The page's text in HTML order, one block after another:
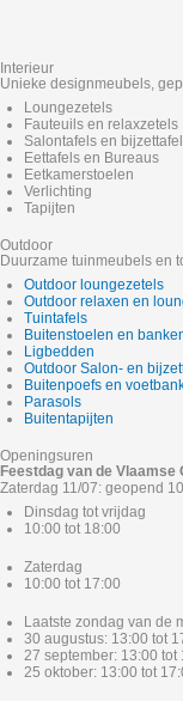
Interieur
Unieke designmeubels,
Loungezetels
Fauteuils en relaxzetels
Salontafels en
Eettafels en Bureaus
Eetkamerstoelen
Verlichting
Tapijten
Outdoor
Duurzame tuinmeubels en
Outdoor loungezetels
Outdoor relaxen en
Tuintafels
Buitenstoelen en
Ligbedden
Outdoor Salon- en
Buitenpoefs en
Parasols
Buitentapijten
Openingsuren
Feestdag van de Vlaamse
Zaterdag 11/07: geopend
Dinsdag tot vrijdag
10:00 tot 18:00
Zaterdag
10:00 tot 17:00
Laatste zondag van de
30 augustus: 13:00 tot
27 september: 13:00 tot
25 oktober: 13:00 tot